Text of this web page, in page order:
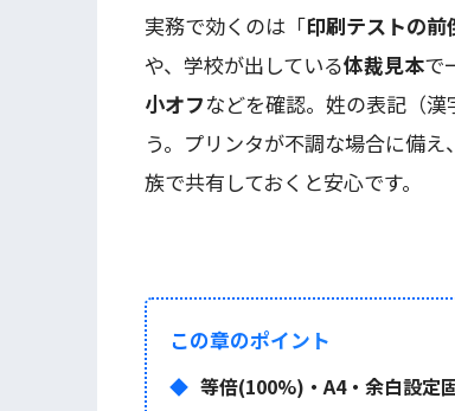
実務で効くのは「印刷テストの前
や、学校が出している体裁見本で
小オフなどを確認。姓の表記（
う。プリンタが不調な場合に備え、
族で共有しておくと安心です。
この章のポイント
等倍(100%)・A4・余白設定